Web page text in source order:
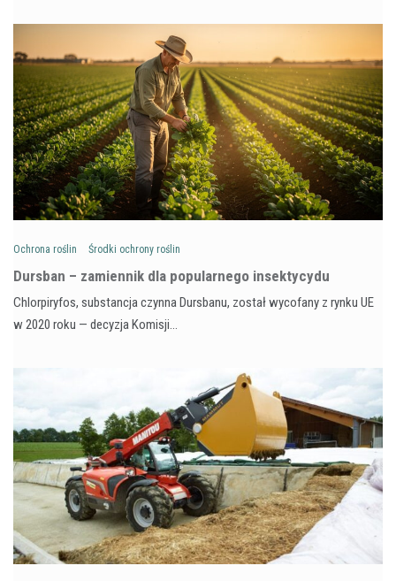
Ochrona roślin Środki ochrony roślin
Dursban – zamiennik dla popularnego insektycydu
Chlorpiryfos, substancja czynna Dursbanu, został wycofany z rynku UE
w 2020 roku — decyzja Komisji…